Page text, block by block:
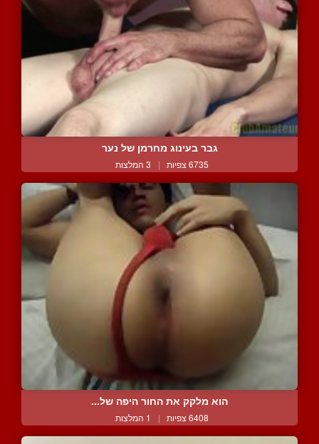
גבר בעינוג מחרמן של נער
6735 צפיות | 3 המלצות
הוא מלקק את החור היפה של...
6408 צפיות | 1 המלצות